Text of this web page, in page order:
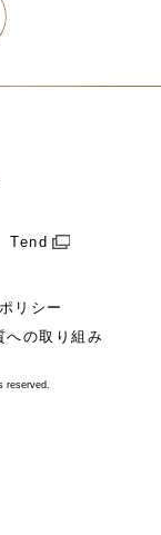
Tend
リシー
への取り組み
reserved.